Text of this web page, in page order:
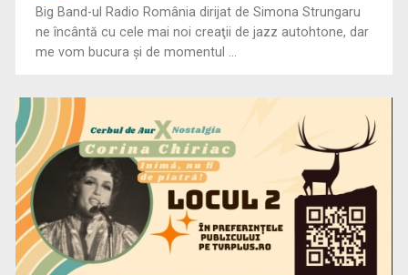
Primul Palme d'Or al lui Emir Kusturica este „Filmul de artă”
de duminică, ...
Big Band-ul Radio România dirijat de Simona Strungaru
ne încântă cu cele mai noi creaţii de jazz autohtone, dar
me vom bucura şi de momentul ...